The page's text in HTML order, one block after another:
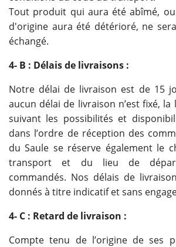
Tout produit qui aura été abîmé,
d'origine aura été détérioré, ne
échangé.
4- B : Délais de livraisons :
Notre délai de livraison est de 15
aucun délai de livraison n’est fixé,
suivant les possibilités et
dans l’ordre de réception des
du Saule se réserve également le
transport et du lieu de
commandés. Nos délais de
donnés à titre indicatif et sans
4- C : Retard de livraison :
Compte tenu de l’origine de ses